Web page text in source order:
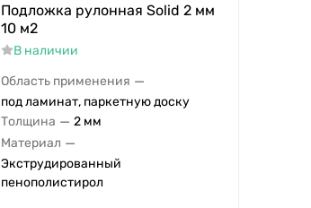
Подложка рулонная Solid 2 мм
10 м2
В наличии
Область применения —
под ламинат, паркетную доску
Толщина — 2 мм
Материал —
Экструдированный
пенополистирол